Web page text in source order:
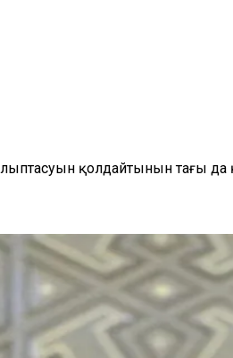
қолдайтынын тағы да